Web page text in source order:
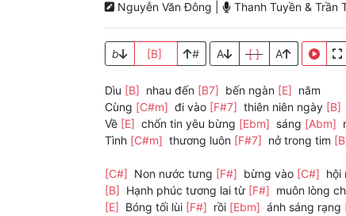
Nguyễn Văn Đông | Thanh Tuyền & Trần
b [B] # A [ ] A
Dìu [B] nhau đến [B7] bến ngàn [E] năm
Cùng [C#m] đi vào [F#7] thiên niên ngày [B]
Về [E] chốn tin yêu bừng [Ebm] sáng [Abm]
Tình [C#m] thương luôn [F#7] nở trong tim
[C#] Non nước tưng [F#] bừng vào [C#] hội
[B] Hạnh phúc tương lai từ [F#] muôn lòng
[E] Bóng tối lùi [F#] rồi [Ebm] ánh sáng rạng